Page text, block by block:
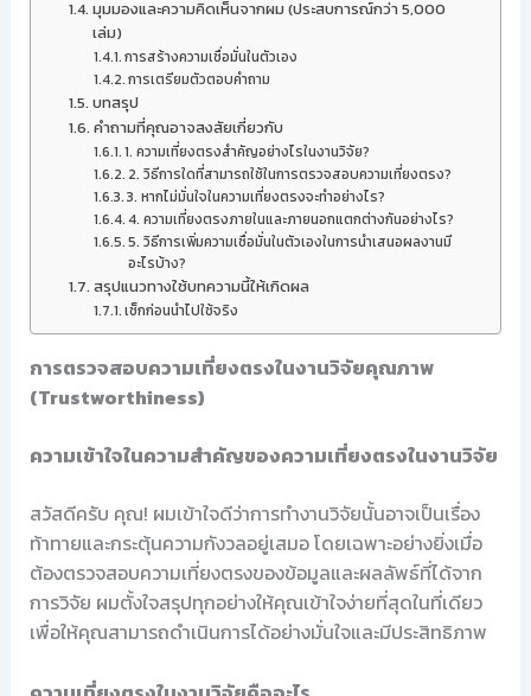
มุมมองและความคิดเห็นจากผม (ประสบการณ์กว่า 5,000
เล่ม)
การสร้างความเชื่อมั่นในตัวเอง
การเตรียมตัวตอบคำถาม
บทสรุป
คำถามที่คุณอาจสงสัยเกี่ยวกับ
1. ความเที่ยงตรงสำคัญอย่างไรในงานวิจัย?
2. วิธีการใดที่สามารถใช้ในการตรวจสอบความเที่ยงตรง?
3. หากไม่มั่นใจในความเที่ยงตรงจะทำอย่างไร?
4. ความเที่ยงตรงภายในและภายนอกแตกต่างกันอย่างไร?
5. วิธีการเพิ่มความเชื่อมั่นในตัวเองในการนำเสนอผลงานมี
อะไรบ้าง?
สรุปแนวทางใช้บทความนี้ให้เกิดผล
เช็กก่อนนำไปใช้จริง
การตรวจสอบความเที่ยงตรงในงานวิจัยคุณภาพ
(Trustworthiness)
ความเข้าใจในความสำคัญของความเที่ยงตรงในงานวิจัย
สวัสดีครับ คุณ! ผมเข้าใจดีว่าการทำงานวิจัยนั้นอาจเป็นเรื่อง
ท้าทายและกระตุ้นความกังวลอยู่เสมอ โดยเฉพาะอย่างยิ่งเมื่อ
ต้องตรวจสอบความเที่ยงตรงของข้อมูลและผลลัพธ์ที่ได้จาก
การวิจัย ผมตั้งใจสรุปทุกอย่างให้คุณเข้าใจง่ายที่สุดในที่เดียว
เพื่อให้คุณสามารถดำเนินการได้อย่างมั่นใจและมีประสิทธิภาพ